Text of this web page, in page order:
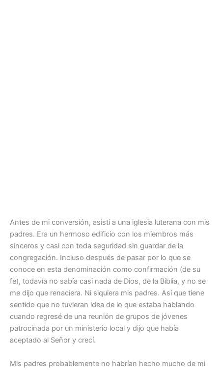
Antes de mi conversión, asistí a una iglesia luterana con mis
padres. Era un hermoso edificio con los miembros más
sinceros y casi con toda seguridad sin guardar de la
congregación. Incluso después de pasar por lo que se
conoce en esta denominación como confirmación (de su
fe), todavía no sabía casi nada de Dios, de la Biblia, y no se
me dijo que renaciera. Ni siquiera mis padres. Así que tiene
sentido que no tuvieran idea de lo que estaba hablando
cuando regresé de una reunión de grupos de jóvenes
patrocinada por un ministerio local y dijo que había
aceptado al Señor y crecí.
Mis padres probablemente no habrían hecho mucho de mi